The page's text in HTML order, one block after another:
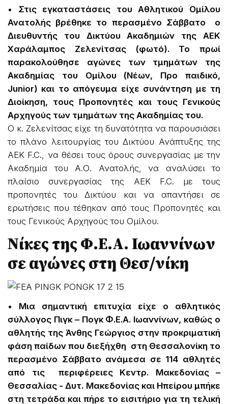
• Στις εγκαταστάσεις του Αθλητικού Ομίλου
Ανατολής βρέθηκε το περασμένο Σάββατο ο
Διευθυντής του Δικτύου Ακαδημιών της ΑΕΚ
Χαράλαμπος Ζελενίτσας (φωτό). Το πρωί
παρακολούθησε αγώνες των τμημάτων της
Ακαδημίας του Ομίλου (Νέων, Προ παιδικό,
Junior) και το απόγευμα είχε συνάντηση με τη
Διοίκηση, τους Προπονητές και τους Γενικούς
Αρχηγούς των τμημάτων της Ακαδημίας του.
Ο κ. Ζελενίτσας είχε τη δυνατότητα να παρουσιάσει
το πλάνο λειτουργίας του Δικτύου Ανάπτυξης της
ΑΕΚ F.C., να θέσει τους όρους συνεργασίας με την
Ακαδημία του Α.Ο. Ανατολής, να αναλύσει το
πλαίσιο συνεργασίας της ΑΕΚ F.C. με τους
προπονητές του Δικτύου και να απαντήσει σε
ερωτήσεις που τέθηκαν από τους Προπονητές και
τους Γενικούς Αρχηγούς του Ομίλου.
Νίκες της Φ.Ε.Α. Ιωαννίνων
σε αγώνες στη Θεσ/νίκη
• Μια σημαντική επιτυχία είχε ο αθλητικός
σύλλογος Πιγκ – Πογκ Φ.Ε.Α. Ιωαννίνων, καθώς ο
αθλητής της Άνθης Γεώργιος στην προκριματική
φάση παίδων που διεξήχθη στη Θεσσαλονίκη το
περασμένο Σάββατο ανάμεσα σε 114 αθλητές
από τις περιφέρειες Κεντρ. Μακεδονίας –
Θεσσαλίας - Δυτ. Μακεδονίας και Ηπείρου μπήκε
στη τετράδα και πήρε το εισιτήριο για τη τελική